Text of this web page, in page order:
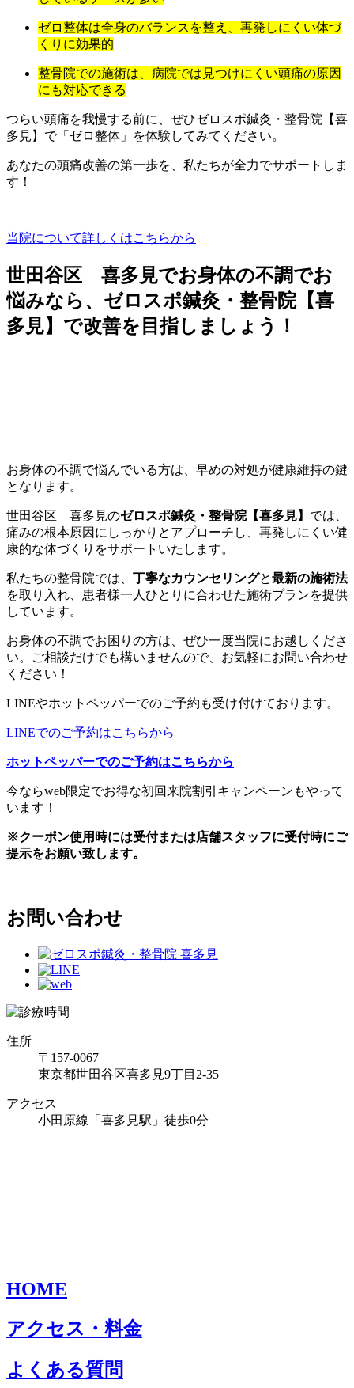
ゼロ整体は全身のバランスを整え、再発しにくい体づ
くりに効果的
整骨院での施術は、病院では見つけにくい頭痛の原因
にも対応できる
つらい頭痛を我慢する前に、ぜひゼロスポ鍼灸・整骨院【喜
多見】で「ゼロ整体」を体験してみてください。
あなたの頭痛改善の第一歩を、私たちが全力でサポートしま
す！
当院について詳しくはこちらから
世田谷区 喜多見でお身体の不調でお
悩みなら、ゼロスポ鍼灸・整骨院【喜
多見】で改善を目指しましょう！
お身体の不調で悩んでいる方は、早めの対処が健康維持の鍵
となります。
世田谷区 喜多見のゼロスポ鍼灸・整骨院【喜多見】 では、
痛みの根本原因にしっかりとアプローチし、再発しにくい健
康的な体づくりをサポートいたします。
私たちの整骨院では、 丁寧なカウンセリングと最新の施術法
を取り入れ、患者様一人ひとりに合わせた施術プランを提供
しています。
お身体の不調でお困りの方は、ぜひ一度当院にお越しくださ
い。ご相談だけでも構いませんので、お気軽にお問い合わせ
ください！
LINEやホットペッパーでのご予約も受け付けております。
LINEでのご予約はこちらから
ホットペッパーでのご予約はこちらから
今ならweb限定でお得な初回来院割引キャンペーンもやって
います！
※クーポン使用時には受付または店舗スタッフに受付時にご
提示をお願い致します。
お問い合わせ
住所
〒157-0067
東京都世田谷区喜多見9丁目2-35
アクセス
小田原線「喜多見駅」徒歩0分
HOME
アクセス・料金
よくある質問